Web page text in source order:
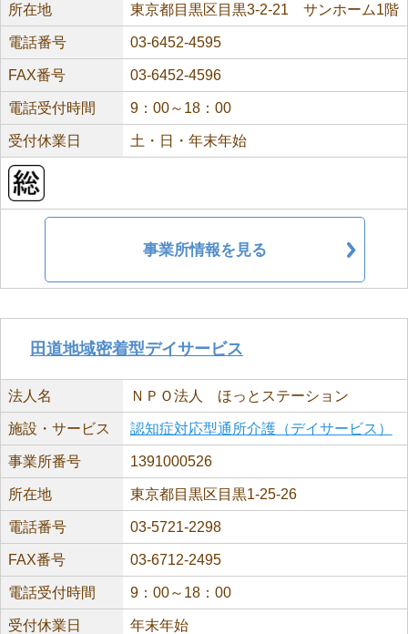
所在地 東京都目黒区目黒3-2-21 サンホーム1階
電話番号 03-6452-4595
FAX番号 03-6452-4596
電話受付時間 9：00～18：00
受付休業日 土・日・年末年始
事業所情報を見る
田道地域密着型デイサービス
法人名 ＮＰＯ法人 ほっとステーション
施設・サービス 認知症対応型通所介護（デイサービス）
事業所番号 1391000526
所在地 東京都目黒区目黒1-25-26
電話番号 03-5721-2298
FAX番号 03-6712-2495
電話受付時間 9：00～18：00
受付休業日 年末年始